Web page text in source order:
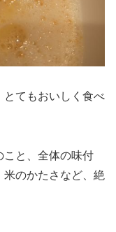
とてもおいしく食べ
こと、全体の味付
のかたさなど、絶